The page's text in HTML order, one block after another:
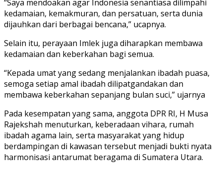
“Saya mendoakan agar Indonesia senantiasa dilimpahi
kedamaian, kemakmuran, dan persatuan, serta dunia
dijauhkan dari berbagai bencana,” ucapnya.
Selain itu, perayaan Imlek juga diharapkan membawa
kedamaian dan keberkahan bagi semua.
“Kepada umat yang sedang menjalankan ibadah puasa,
semoga setiap amal ibadah dilipatgandakan dan
membawa keberkahan sepanjang bulan suci,” ujarnya
Pada kesempatan yang sama, anggota DPR RI, H Musa
Rajekshah menuturkan, keberadaan vihara, rumah
ibadah agama lain, serta masyarakat yang hidup
berdampingan di kawasan tersebut menjadi bukti nyata
harmonisasi antarumat beragama di Sumatera Utara.